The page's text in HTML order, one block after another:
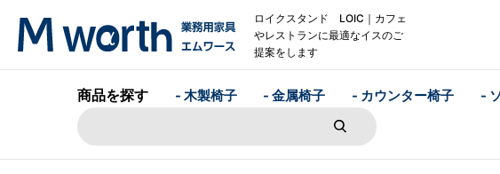
ロイクスタンド LOIC｜カフェ
やレストランに最適なイスのご
提案をします
商品を探す - 木製椅子 - 金属椅子 - カウンター椅子 -